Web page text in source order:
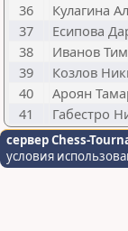
36
Кулагина
37
Есипова
38
Иванов
39
Козлов
40
Ароян
41
Габестро
сервер Chess-
условия